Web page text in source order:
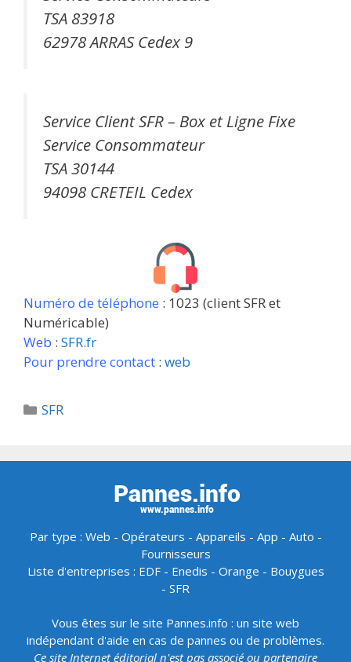
TSA 83918
62978 ARRAS Cedex 9
Service Client SFR – Box et Ligne Fixe
Service Consommateur
TSA 30144
94098 CRETEIL Cedex
Numéro de téléphone : 1023 (client SFR et
Numéricable)
Web : SFR.fr
Pour prendre contact : web
Catégories
SFR
Par type : Web - Opérateurs - Appareils - App - Auto -
Fournisseurs
Liste d'entreprises : EDF- Enedis - Orange - Bouygues
- SFR
Vous êtes sur le site Pannes.info : un site web
indépendant d'aide en cas de pannes ou de problèmes.
Ce site Internet éditorial n'est pas associé ou partenaire